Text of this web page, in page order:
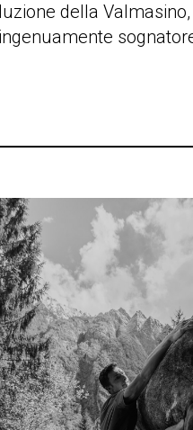
della